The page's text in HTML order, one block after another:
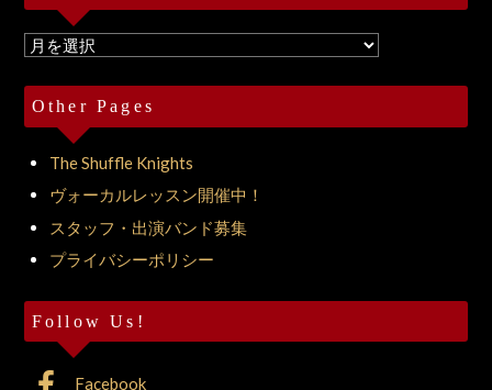
Archives
Other Pages
The Shuffle Knights
ヴォーカルレッスン開催中！
スタッフ・出演バンド募集
プライバシーポリシー
Follow Us!
Facebook